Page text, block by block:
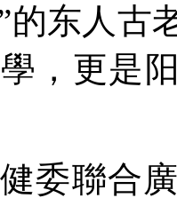
的东人古
，更是
委聯合